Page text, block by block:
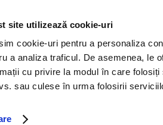
site utilizează cookie-uri
cookie-uri pentru a personaliza
a analiza traficul. De asemenea, le
cu privire la modul în care
sau culese în urma folosirii